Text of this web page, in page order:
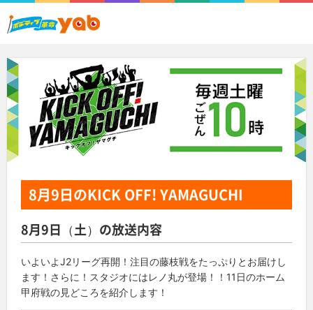
8月9日のKICK OFF! YAMAGUCHI
8月9日（土）の放送内容
いよいよJ2リーグ再開！注目の藤枝戦をたっぷりとお届けし
ます！さらに！スタジオにはレノ丸が登場！！11日のホーム
甲府戦の見どころを紹介します！